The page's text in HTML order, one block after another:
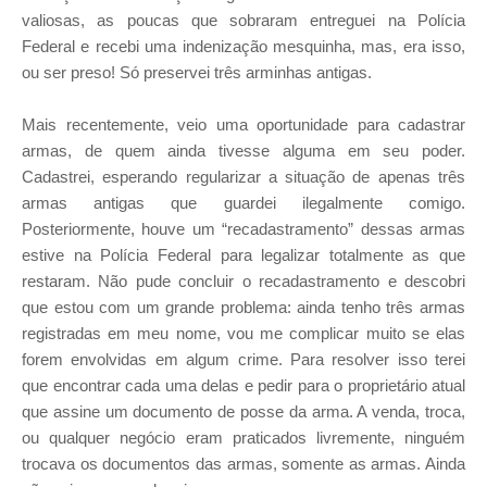
valiosas, as poucas que sobraram entreguei na Polícia
Federal e recebi uma indenização mesquinha, mas, era isso,
ou ser preso! Só preservei três arminhas antigas.
Mais recentemente, veio uma oportunidade para cadastrar
armas, de quem ainda tivesse alguma em seu poder.
Cadastrei, esperando regularizar a situação de apenas três
armas antigas que guardei ilegalmente comigo.
Posteriormente, houve um “recadastramento” dessas armas
estive na Polícia Federal para legalizar totalmente as que
restaram. Não pude concluir o recadastramento e descobri
que estou com um grande problema: ainda tenho três armas
registradas em meu nome, vou me complicar muito se elas
forem envolvidas em algum crime. Para resolver isso terei
que encontrar cada uma delas e pedir para o proprietário atual
que assine um documento de posse da arma. A venda, troca,
ou qualquer negócio eram praticados livremente, ninguém
trocava os documentos das armas, somente as armas. Ainda